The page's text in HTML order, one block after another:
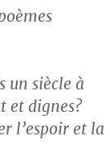
un siècle à
et dignes?
l’espoir et la